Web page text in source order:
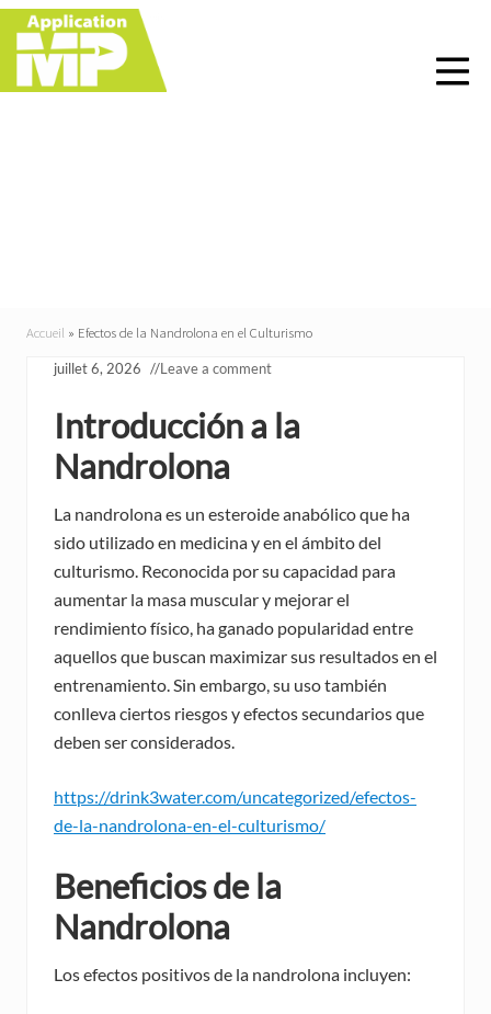
Menu
Skip
right
header
Skip
main
content
Skip
primary
sidebar
Skip
footer
Accueil » Efectos de la Nandrolona en el Culturismo
juillet 6, 2026 //Leave a comment
Introducción a la
Nandrolona
La nandrolona es un esteroide anabólico que ha
sido utilizado en medicina y en el ámbito del
culturismo. Reconocida por su capacidad para
aumentar la masa muscular y mejorar el
rendimiento físico, ha ganado popularidad entre
aquellos que buscan maximizar sus resultados en el
entrenamiento. Sin embargo, su uso también
conlleva ciertos riesgos y efectos secundarios que
deben ser considerados.
https://drink3water.com/uncategorized/efectos-
de-la-nandrolona-en-el-culturismo/
Beneficios de la
Nandrolona
Los efectos positivos de la nandrolona incluyen: